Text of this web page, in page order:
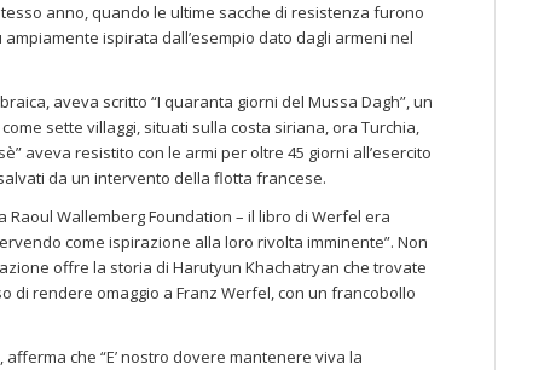
anno, quando le ultime sacche di resistenza furono
ispirata dall’esempio dato dagli armeni nel
aveva scritto “I quaranta giorni del Mussa Dagh”, un
sette villaggi, situati sulla costa siriana, ora Turchia,
aveva resistito con le armi per oltre 45 giorni all’esercito
da un intervento della flotta francese.
Wallemberg Foundation – il libro di Werfel era
come ispirazione alla loro rivolta imminente”. Non
offre la storia di Harutyun Khachatryan che trovate
di rendere omaggio a Franz Werfel, con un francobollo
che “E’ nostro dovere mantenere viva la